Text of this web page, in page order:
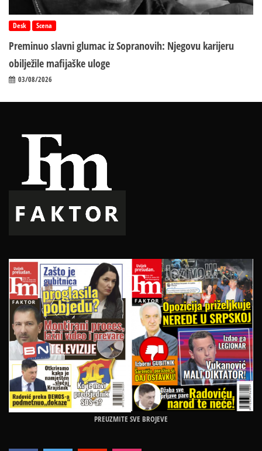
Desk Scena
Preminuo slavni glumac iz Sopranovih: Njegovu karijeru
obilježile mafijaške uloge
03/08/2026
PREUZMITE SVE BROJEVE